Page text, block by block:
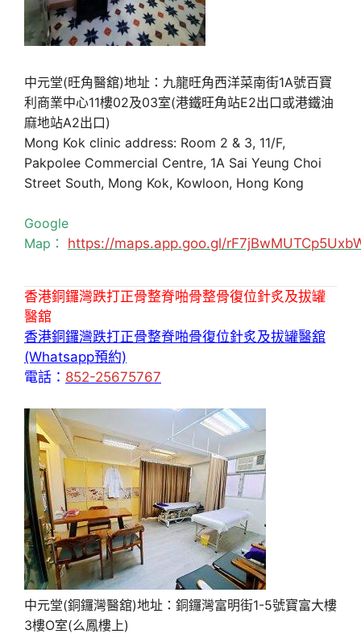
中元堂(旺角醫舘)地址：九龍旺角西洋菜南街1A號百寶
利商業中心11樓02及03室(港鐵旺角站E2出口或港鐵油
麻地站A2出口)
Mong Kok clinic address: Room 2 & 3, 11/F,
Pakpolee Commercial Centre, 1A Sai Yeung Choi
Street South, Mong Kok, Kowloon, Hong Kong
Google
Map： https://maps.app.goo.gl/
香港銅鑼灣跌打正骨整脊啪骨整骨復位針炙及拔罐
醫舘
香港銅鑼灣跌打正骨整脊啪骨復位針炙及拔罐醫舘
(Whatsapp預約)
電話： 852-25675767
中元堂(銅鑼灣醫舘)地址：銅鑼灣富明街1-5號寶富大樓
3樓O室(么鳳樓上)